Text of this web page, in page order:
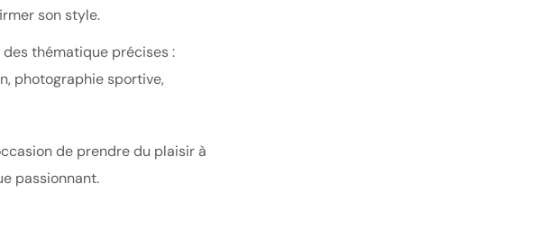
son style.
thématique précises :
photographie sportive,
de prendre du plaisir à
passionnant.